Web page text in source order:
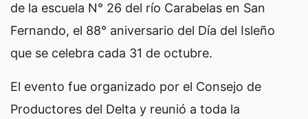
de la escuela N° 26 del río Carabelas en San
Fernando, el 88° aniversario del Día del Isleño
que se celebra cada 31 de octubre.
El evento fue organizado por el Consejo de
Productores del Delta y reunió a toda la